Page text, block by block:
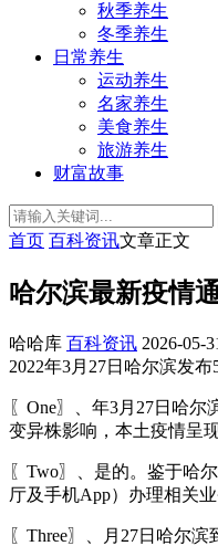
秋季养生
冬季养生
日常养生
运动养生
名家养生
美食养生
旅游养生
财富故事
首页 百科资讯文章正文
哈尔滨最新疫情
哈哈库 百科资讯 2026-05-
2022年3月27日哈尔滨发
〖One〗、年3月27日哈
变异株影响，本土疫情呈
〖Two〗、是的。鉴于哈
厅及手机App）办理相关
〖Three〗、月27日哈尔